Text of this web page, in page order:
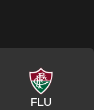
FLU